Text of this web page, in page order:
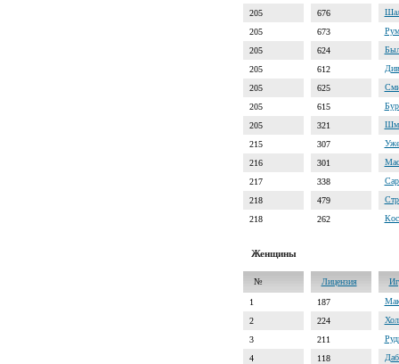
205
676
205
673
205
624
205
612
205
625
205
615
205
321
215
307
216
301
217
338
218
479
218
262
Женщины
№ Лицензия
1 187
2
224
3
211
4
118